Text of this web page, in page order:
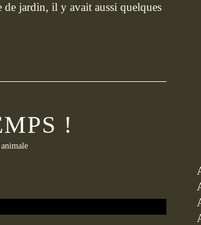
de jardin, il y avait aussi quelques
!